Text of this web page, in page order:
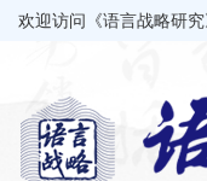
欢迎访问《语言战略研